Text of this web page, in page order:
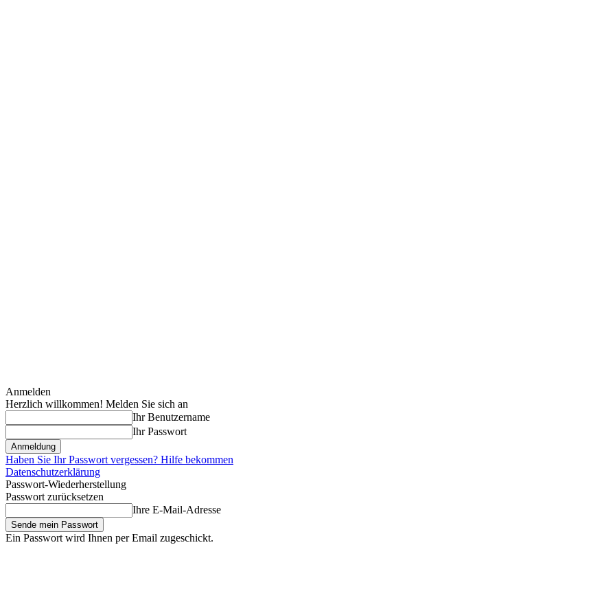
Anmelden
Herzlich willkommen! Melden Sie sich an
Ihr Benutzername
Ihr Passwort
Haben Sie Ihr Passwort vergessen? Hilfe bekommen
Datenschutzerklärung
Passwort-Wiederherstellung
Passwort zurücksetzen
Ihre E-Mail-Adresse
Ein Passwort wird Ihnen per Email zugeschickt.